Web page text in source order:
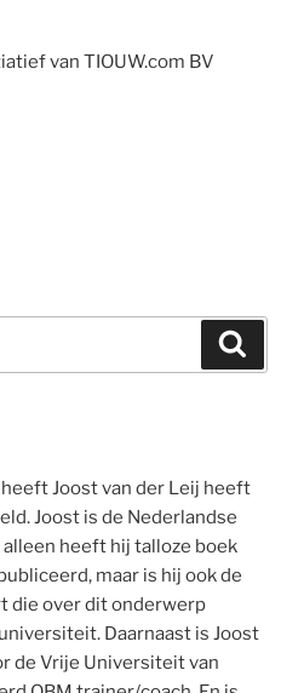
van TIOUW.com BV
Joost van der Leij heeft
Joost is de Nederlandse
heeft hij talloze boek
maar is hij ook de
die over dit onderwerp
Daarnaast is Joost
de Vrije Universiteit van